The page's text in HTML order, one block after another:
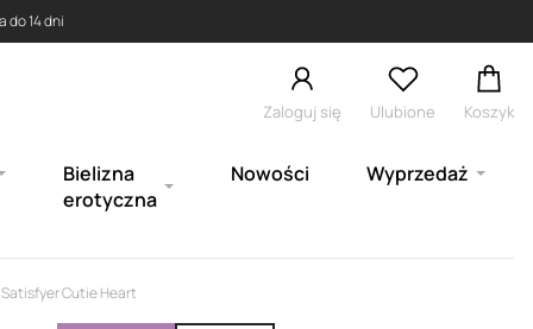
do 14 dni
Zaloguj się Ulubione Koszyk
Bielizna
erotyczna
Nowości Wyprzedaż
Cutie Heart